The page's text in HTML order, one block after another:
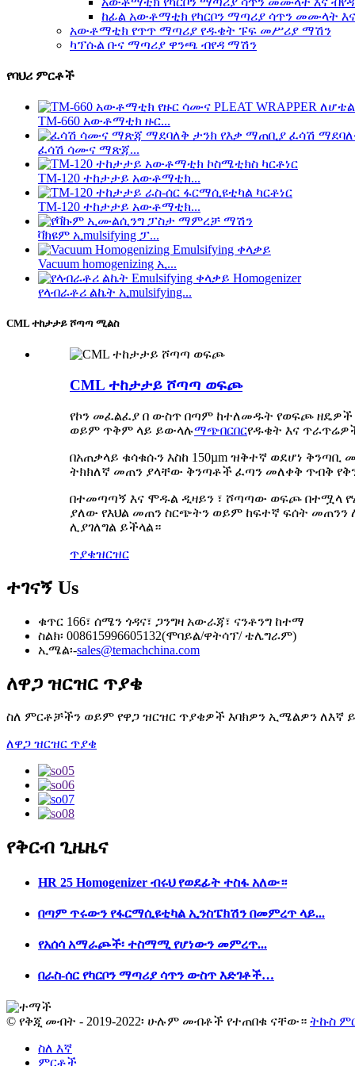
ከፊል አውቶማቲክ የካርቦን ማጣሪያ ሳጥን መሙላት
አውቶማቲክ የጥጥ ማጣሪያ የዱቄት ፑፍ መሥሪያ ማሽን
ካፕሱል ቡና ማጣሪያ ዋንጫ ብየዳ ማሽን
የባህሪ ምርቶች
TM-660 አውቶማቲክ ዙር...
ፈሳሽ ሳሙና ማጽጃ...
TM-120 ተከታታይ አውቶማቲክ...
TM-120 ተከታታይ አውቶማቲክ...
ቫክዩም ኢmulsifying ፓ...
Vacuum homogenizing ኢ...
የላብራቶሪ ልኬት ኢmulsifying...
CML ተከታታይ ሾጣጣ ሚልስ
CML ተከታታይ ሾጣጣ ወፍጮ
የኮን መፈልፈያ በ ውስጥ በጣም ከተለመዱት የወፍጮ ዘዴዎች
ወይም ጥቅም ላይ ይውላሉማጭበርበርየዱቄት እና
በአጠቃላይ ቁሳቁሱን እስከ 150µm ዝቅተኛ ወደሆነ
ትክክለኛ መጠን ያላቸው ቅንጣቶች ፈጣን መለቀቅ ጥብቅ
በተመጣጣኝ እና ሞዱል ዲዛይን ፣ ሾጣጣው ወፍጮ በተሟላ
ያለው የእህል መጠን ስርጭትን ወይም ከፍተኛ ፍሰት
ሊያገለግል ይችላል።
ጥያቄዝርዝር
ተገናኝ Us
ቁጥር 166፣ ሰሜን ጎዳና፣ ጋንግዛ አውራጃ፣ ናንቶንግ ከተማ
ስልክ፡ 008615996605132(ሞባይል/ዋትሳፕ/ ቴሌግራም)
ኢሜል፡-sales@temachchina.com
ለዋጋ ዝርዝር ጥያቄ
ስለ ምርቶቻችን ወይም የዋጋ ዝርዝር ጥያቄዎች እባክዎን ኢሜልዎን ለእኛ
ለዋጋ ዝርዝር ጥያቄ
የቅርብ ጊዜዜና
HR 25 Homogenizer ብሩህ የወደፊት ተስፋ አለው።
በጣም ጥሩውን የፋርማሲዩቲካል ኢንስፔክሽን በመምረጥ ላይ...
የአሰሳ አማራጮች፡ ተስማሚ የሆነውን መምረጥ...
በራስ-ሰር የካርቦን ማጣሪያ ሳጥን ውስጥ እድገቶች…
© የቅጂ መብት - 2019-2022፡ ሁሉም መብቶች የተጠበቁ ናቸው። ትኩስ
ስለ እኛ
ምርቶች